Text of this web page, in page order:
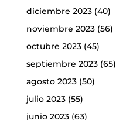
diciembre 2023(40)
noviembre 2023(56)
octubre 2023(45)
septiembre 2023(65)
agosto 2023(50)
julio 2023(55)
junio 2023(63)